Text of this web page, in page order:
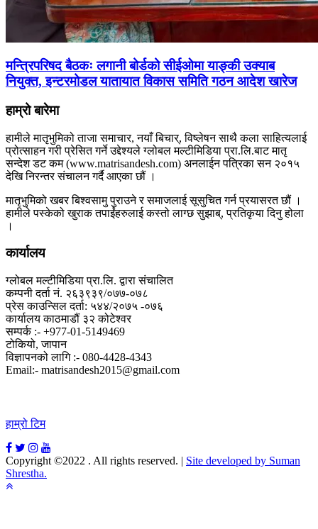
मन्त्रिपरिषद बैठकः लगानी बोर्डको सीईओमा याङ्की उक्याब
नियुक्त, इन्टरमोडल यातायात विकास समिति गठन आदेश खारेज
हाम्रो बारेमा
हामीले मातृभुमिको ताजा समाचार, नयाँ बिचार्, विष्लेषन साथै कला साहित्यलाई
प्रोत्साहन गरी प्रेसित गर्ने उद्देश्यले ग्लोबल मल्टीमिडिया प्रा.लि.बाट मातृ
सन्देश डट कम (www.matrisandesh.com) अनलाईन पत्रिका सन २०१५
देखि निरन्तर संचालन गर्दै आएका छौं ।
मातृभुमिको खबर बिश्वसामु पुराउने र समाजलाई सूसुचित गर्न प्रयासरत छौं ।
हामीले पस्केको खुराक तपाईंहरुलाई कस्तो लाग्छ सुझाब्, प्रतिकृया दिनु होला
।
कार्यालय
ग्लोबल मल्टीमिडिया प्रा.लि. द्वारा संचालित
कम्पनी दर्ता नं. २६३९३९/०७७-०७८
प्रेस काउन्सिल दर्ता: ५४४/२०७५ -०७६
कार्यालय काठमाडौं ३२ कोटेश्वर
सम्पर्क :- +977-01-5149469
टोकियो, जापान
विज्ञापनको लागि :- 080-4428-4343
Email:- matrisandesh2015@gmail.com
हाम्रो टिम
Copyright ©2022 . All rights reserved. | Site developed by Suman
Shrestha.